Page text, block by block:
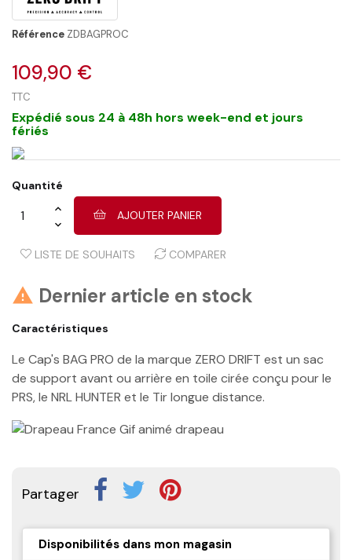
Référence ZDBAGPROC
109,90 €
TTC
Expédié sous 24 à 48h hors week-end et jours
fériés
Quantité
AJOUTER PANIER
LISTE DE SOUHAITS COMPARER
 Dernier article en stock
Caractéristiques
Le Cap's BAG PRO de la marque ZERO DRIFT est un sac
de support avant ou arrière en toile cirée conçu pour le
PRS, le NRL HUNTER et le Tir longue distance.
Partager
Disponibilités dans mon magasin